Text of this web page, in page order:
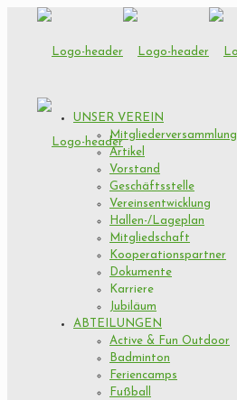
UNSER VEREIN
Mitgliederversammlung
Artikel
Vorstand
Geschäftsstelle
Vereinsentwicklung
Hallen-/Lageplan
Mitgliedschaft
Kooperationspartner
Dokumente
Karriere
Jubiläum
ABTEILUNGEN
Active & Fun Outdoor
Badminton
Feriencamps
Fußball